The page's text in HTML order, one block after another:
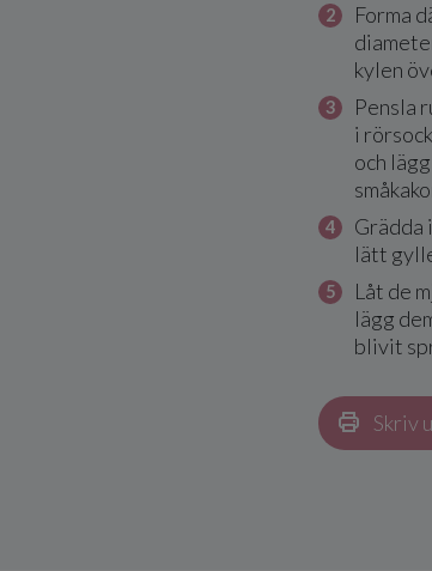
Forma
kylen
Pensla
i
och
Grädda
lätt
Låt de
lägg
blivit
Skriv